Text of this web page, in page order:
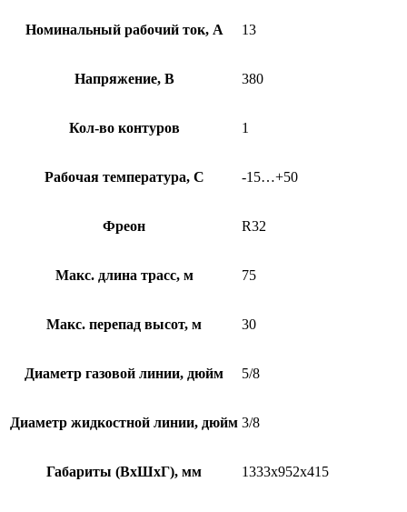
Номинальный рабочий ток, А 13
Напряжение, В 380
Кол-во контуров 1
Рабочая температура, С -15…+50
Фреон R32
Макс. длина трасс, м 75
Макс. перепад высот, м 30
Диаметр газовой линии, дюйм 5/8
Диаметр жидкостной линии, дюйм 3/8
Габариты (ВхШхГ), мм 1333х952х415